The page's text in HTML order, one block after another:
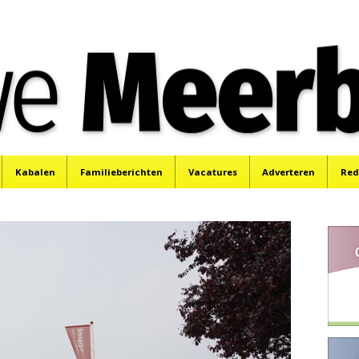
Kabalen Familieberichten Vacatures Adverteren